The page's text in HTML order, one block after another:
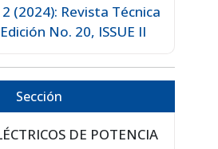
(2024): Revista Técnica
No. 20, ISSUE II
Sección
DE POTENCIA